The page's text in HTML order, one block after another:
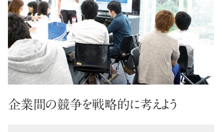
企業間の競争を戦略的に考えよう